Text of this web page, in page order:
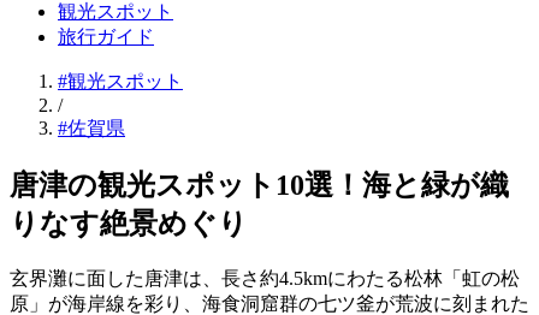
観光スポット
旅行ガイド
#観光スポット
/
#佐賀県
唐津の観光スポット10選！海と緑が織
りなす絶景めぐり
玄界灘に面した唐津は、長さ約4.5kmにわたる松林「虹の松
原」が海岸線を彩り、海食洞窟群の七ツ釜が荒波に刻まれた